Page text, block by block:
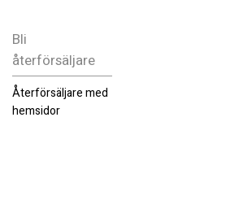
Bli
återförsäljare
Återförsäljare med
hemsidor